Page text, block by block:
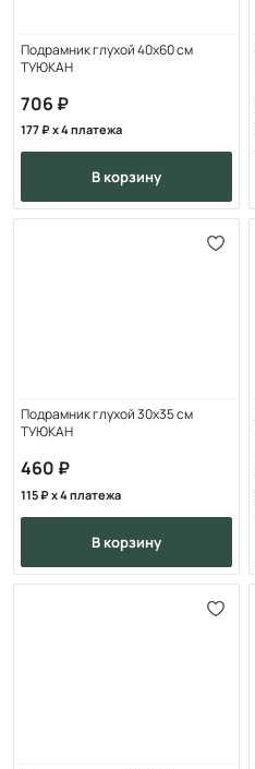
Подрамник глухой 40x60 см
ТУЮКАН
706
177 x 4 платежа
в корзину
Подрамник глухой 30x35 см
ТУЮКАН
460
115 x 4 платежа
в корзину